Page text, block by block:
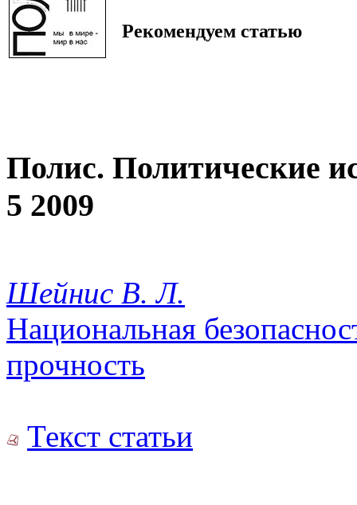
Рекомендуем статью
Полис. Политические
5 2009
Шейнис В. Л.
Национальная
прочность
Текст статьи